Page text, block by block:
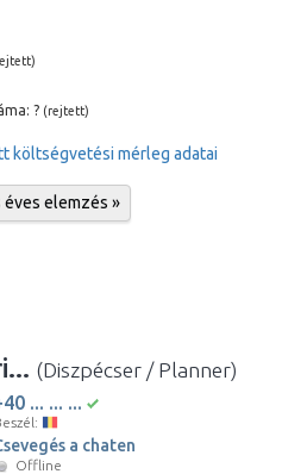
Átlagos alkalmazottak száma: ? (rejtett)
költségvetési mérleg adatai
elemzés »
(Diszpécser / Planner)
... ... ...
a chaten
Offline